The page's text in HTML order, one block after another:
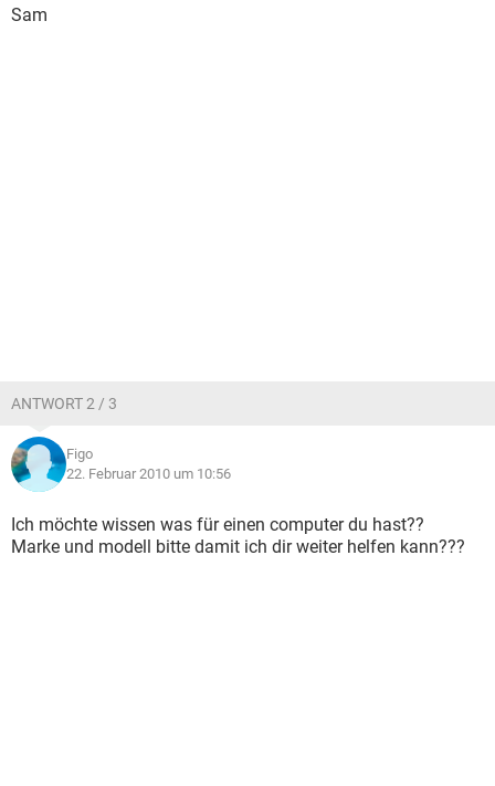
Sam
ANTWORT 2 / 3
Figo
22. Februar 2010 um 10:56
Ich möchte wissen was für einen computer du hast??
Marke und modell bitte damit ich dir weiter helfen kann???